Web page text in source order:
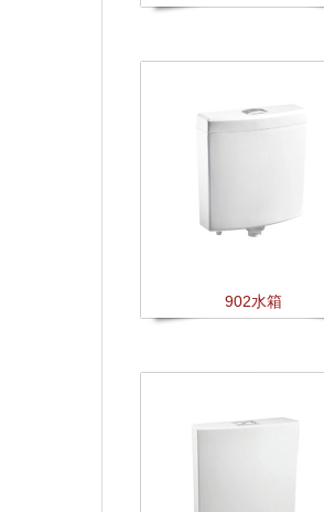
902水箱